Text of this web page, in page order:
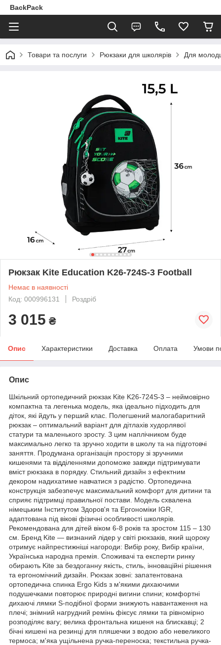
BackPack
Товари та послуги Рюкзаки для школярів Для
Рюкзак Kite Education K26-724S-3 Football
Немає в наявності
Код: 000996131
Роздріб
3 015 ₴
Опис Характеристики Доставка Оплата Умови
Опис
Шкільний ортопедичний рюкзак Kite K26-724S-3 – неймовірно
компактна та легенька модель, яка ідеально підходить для
діток, які йдуть у перший клас. Полегшений малогабаритний
рюкзак – оптимальний варіант для дітлахів худорлявої
статури та маленького зросту. З цим наплічником буде
максимально легко та зручно ходити в школу та на підготовчі
заняття. Продумана організація простору зі зручними
кишенями та відділеннями допоможе завжди підтримувати
вміст рюкзака в порядку. Стильний дизайн з ефектним
декором надихатиме навчатися з радістю. Ортопедична
конструкція забезпечує максимальний комфорт для дитини та
сприяє підтримці правильної постави. Модель схвалена
німецьким Інститутом Здоров'я та Ергономіки IGR,
адаптована під вікові фізичні особливості школярів.
Рекомендована для дітей віком 6-8 років та зростом 115 – 130
см. Бренд Kite — визнаний лідер у світі рюкзаків, який щороку
отримує найпрестижніші нагороди: Вибір року, Вибір країни,
Українська народна премія. Споживачі та експерти ринку
обирають Kite за бездоганну якість, стиль, інноваційні рішення
та ергономічний дизайн. Рюкзак зовні: запатентована
ортопедична спинка Ergo Kids з м'якими дихаючими
подушечками повторює природні вигини спини; комфортні
дихаючі лямки S-подібної форми знижують навантаження на
плечі; знімний нагрудний ремінь фіксує лямки та рівномірно
розподіляє вагу; велика фронтальна кишеня на блискавці; 2
бічні кишені на резинці для пляшечки з водою або невеликого
термоса; м'яка ущільнена ручка-переноска; текстильна ручка-